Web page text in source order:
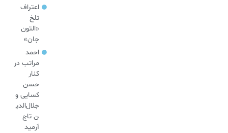
اعتراف
تلخ
«التون
جان»
احمد
مراتب در
کنار
حسن
کسایی و
جلال‌الدی
ن تاج
آرمید